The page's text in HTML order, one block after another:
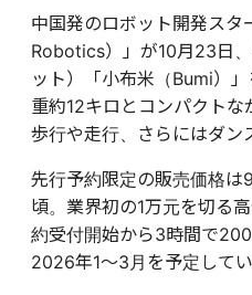
中国発のロボット開発ス
Robotics）」が10月23日
ット）「小布米（Bumi）
重約12キロとコンパクトな
歩行や走行、さらにはダン
先行予約限定の販売価格
頃。業界初の1万元を切る
約受付開始から3時間で
2026年1～3月を予定してい